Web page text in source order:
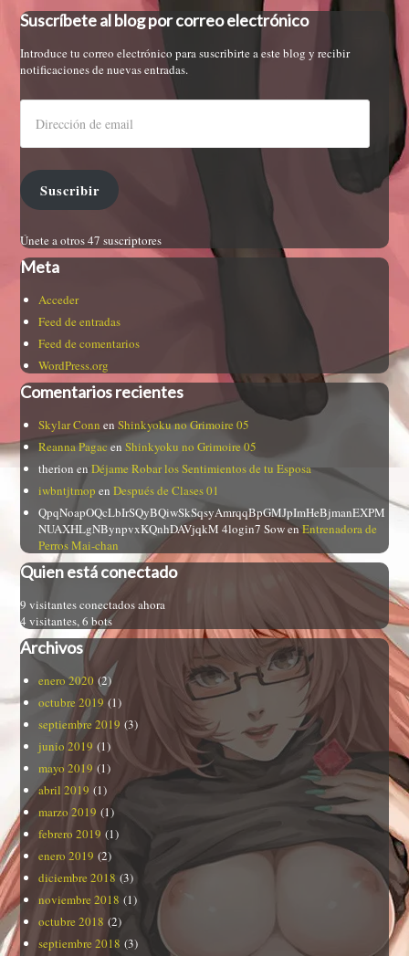
Suscríbete al blog por correo electrónico
Introduce tu correo electrónico para suscribirte a este blog y recibir
notificaciones de nuevas entradas.
Suscribir
Únete a otros 47 suscriptores
Meta
Acceder
Feed de entradas
Feed de comentarios
WordPress.org
Comentarios recientes
Skylar Conn enShinkyoku no Grimoire 05
Reanna PagacenShinkyoku no Grimoire 05
therion enDéjame Robar los Sentimientos de tu Esposa
iwbntjtmop enDespués de Clases 01
QpqNoapOQcLbIrSQyBQiwSkSqsyAmrqqBpGMJpImHeBjmanEXPM
NUAXHLgNBynpvxKQnhDAVjqkM 4login7 SowenEntrenadora de
Perros Mai-chan
Quien está conectado
9 visitantes conectados ahora
4 visitantes,6 bots
Archivos
enero 2020 (2)
octubre 2019 (1)
septiembre 2019 (3)
junio 2019 (1)
mayo 2019 (1)
abril 2019 (1)
marzo 2019 (1)
febrero 2019 (1)
enero 2019 (2)
diciembre 2018 (3)
noviembre 2018 (1)
octubre 2018 (2)
septiembre 2018 (3)